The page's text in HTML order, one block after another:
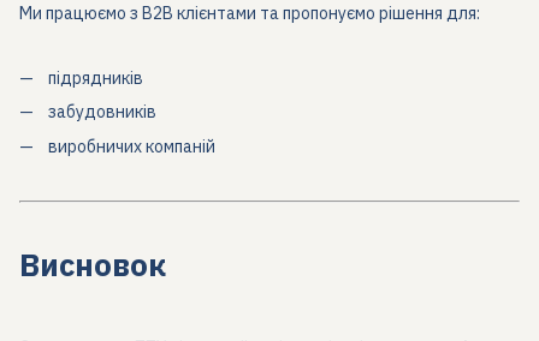
Ми працюємо з B2B клієнтами та пропонуємо рішення для:
підрядників
забудовників
виробничих компаній
Висновок